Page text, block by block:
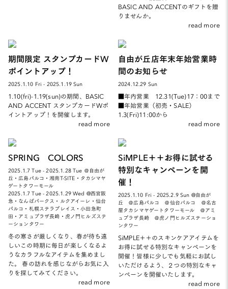
BASIC AND ACCENTのギフトを贈
りませんか。
read more
期間限定 スタンプカードW
ポイントアップ！
2025.1.10 Fri - 2025.1.19 Sun
1.10(fri)-1.19(sun)の期間、BASIC
AND ACCENT スタンプカードWポ
イントアップ！を開催します。
read more
自由が丘店年末年始営業時
間のお知らせ
2024.12.29 Sun
■年内営業 12.31(Tue)17：00まで
■年始営業（初売・SALE）
1.3(Fri)11:00から
read more
SPRING COLORS
2025.1.7 Tue - 2025.1.28 Tue ＠自由が
丘・広島パルコ・湘南T-SITE・タカシマヤ
ゲートタワーモール
2025.1.7 Tue - 2025.1.29 Wed @西宮阪
急・なんばパークス・ルクアイーレ・仙台
パルコ・札幌ステラプレイス・小田急町
田・アミュプラザ長崎・虎ノ門ヒルズステ
ーションタワー
冬の寒さが厳しくなり、春が待ち遠
しいこの時期に毎日が楽しくなるよ
うなカラフルなアイテムを集めまし
た。 春の訪れを感じながらお気に入
りを探してみてください。
read more
SiMPLE＋＋お得に試せる
特別なキャンペーンを開
催！
2025.1.10 Fri - 2025.2.9 Sun @自由が
丘 ＠広島パルコ ＠仙台パルコ ＠名古
屋タカシマヤゲートタワーモール ＠アミ
ュプラザ長崎 ＠虎ノ門ヒルズステーショ
ンタワー
SiMPLE＋＋のスキンケアアイテムを
お得に試せる特別なキャンペーンを
開催！皆様に少しでも気軽にお試し
いただけるよう、２つの特別なキャ
ンペーンを開催いたします。
read more